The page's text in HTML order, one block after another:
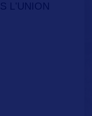
L'UNION